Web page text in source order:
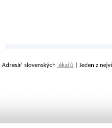
Adresář slovenských lékařů | Jeden z